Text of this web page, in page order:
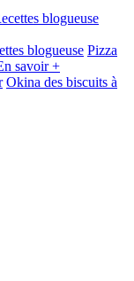
blogueuse
blogueuse Pizza
savoir +
Okina des biscuits à